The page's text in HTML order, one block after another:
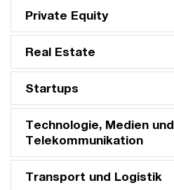
Private Equity
Real Estate
Startups
Technologie, Medien und
Telekommunikation
Transport und Logistik